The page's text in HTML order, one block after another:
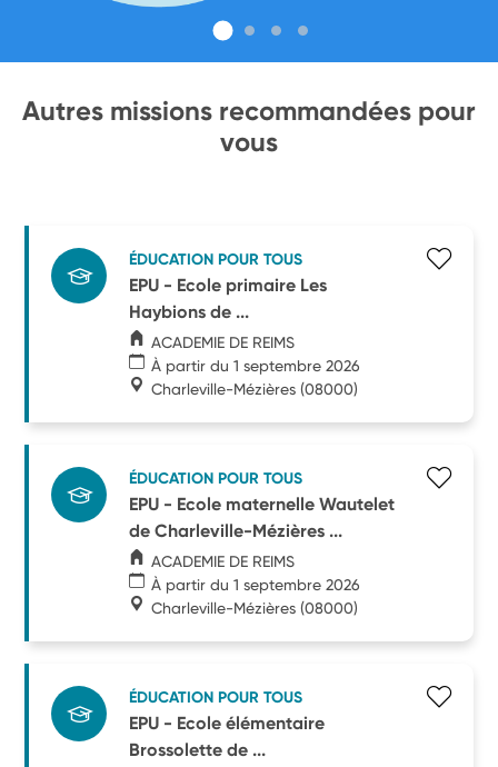
Autres missions recommandées pour
vous
ÉDUCATION POUR TOUS
EPU - Ecole primaire Les
Haybions de ...
ACADEMIE DE REIMS
À partir du 1 septembre 2026
Charleville-Mézières (08000)
ÉDUCATION POUR TOUS
EPU - Ecole maternelle Wautelet
de Charleville-Mézières ...
ACADEMIE DE REIMS
À partir du 1 septembre 2026
Charleville-Mézières (08000)
ÉDUCATION POUR TOUS
EPU - Ecole élémentaire
Brossolette de ...